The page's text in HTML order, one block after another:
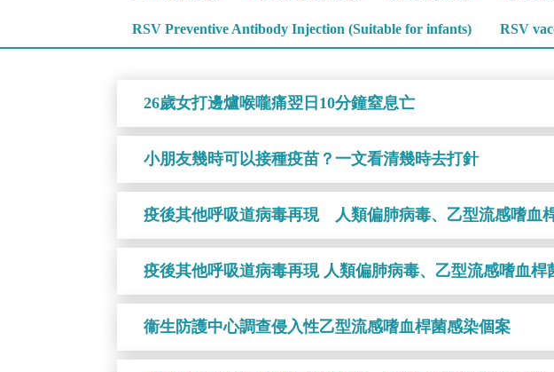
RSV Preventive Antibody Injection (Suitable for infants) RSV
26歲女打邊爐喉嚨痛翌日10分鐘窒息亡
小朋友幾時可以接種疫苗？一文看清幾時去打針
疫後其他呼吸道病毒再現 人類偏肺病毒、乙型流感嗜血
疫後其他呼吸道病毒再現 人類偏肺病毒、乙型流感嗜血桿
衞生防護中心調查侵入性乙型流感嗜血桿菌感染個案